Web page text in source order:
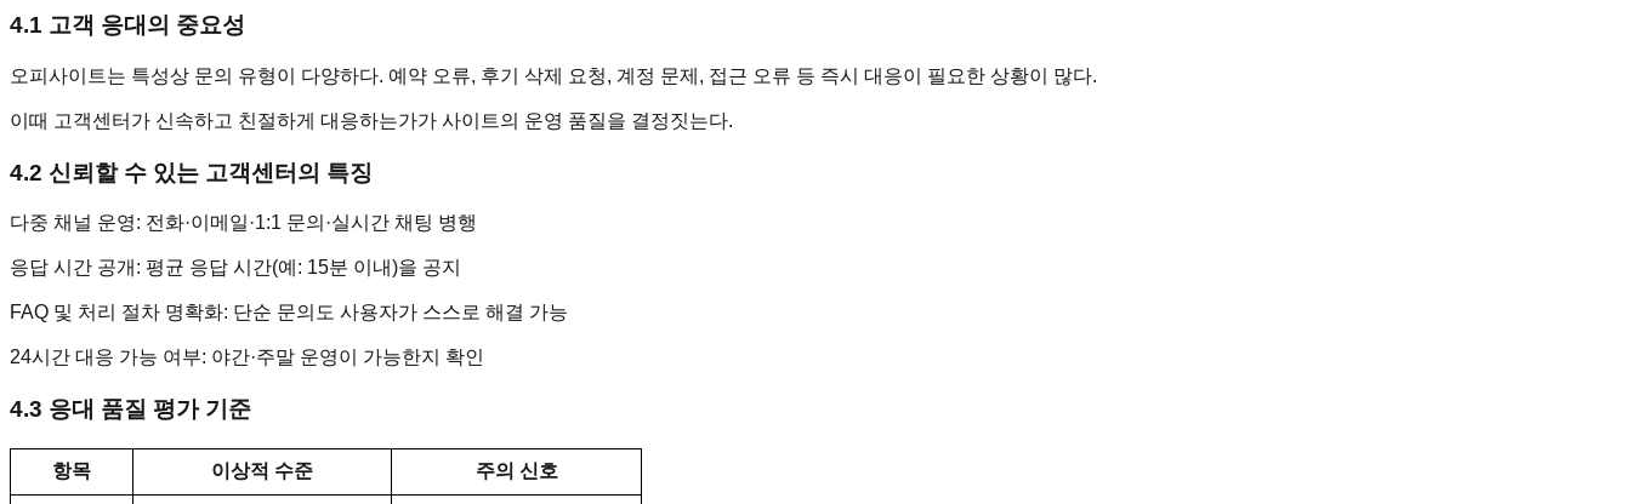
4.1 고객 응대의 중요성
오피사이트는 특성상 문의 유형이 다양하다. 예약 오류, 후기 삭제 요청, 계정 문제, 접근 오류 등 즉시 대응이 필요한 상황이 많다.
이때 고객센터가 신속하고 친절하게 대응하는가가 사이트의 운영 품질을 결정짓는다.
4.2 신뢰할 수 있는 고객센터의 특징
다중 채널 운영: 전화·이메일·1:1 문의·실시간 채팅 병행
응답 시간 공개: 평균 응답 시간(예: 15분 이내)을 공지
FAQ 및 처리 절차 명확화: 단순 문의도 사용자가 스스로 해결 가능
24시간 대응 가능 여부: 야간·주말 운영이 가능한지 확인
4.3 응대 품질 평가 기준
항목 이상적 수준 주의 신호